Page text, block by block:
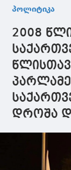
ხელისუფლება
პროცესს
პოლიტიკა
2008
დროშა